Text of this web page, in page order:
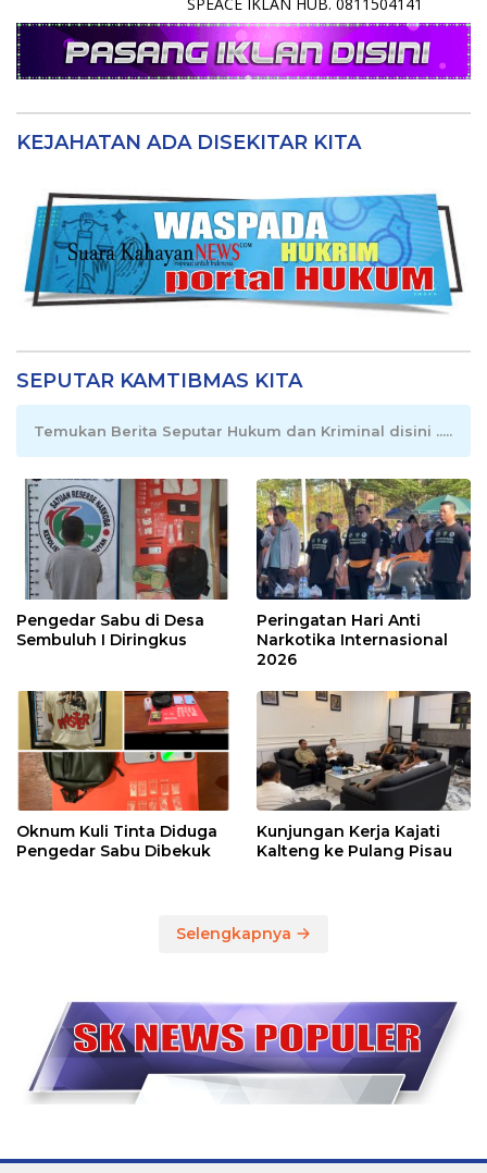
KEJAHATAN ADA DISEKITAR KITA
SEPUTAR KAMTIBMAS KITA
Temukan Berita Seputar Hukum dan Kriminal disini .....
Pengedar Sabu di Desa
Sembuluh I Diringkus
Peringatan Hari Anti
Narkotika Internasional
2026
Oknum Kuli Tinta Diduga
Pengedar Sabu Dibekuk
Kunjungan Kerja Kajati
Kalteng ke Pulang Pisau
Selengkapnya